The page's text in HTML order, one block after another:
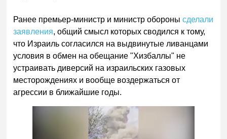
Ранее премьер-министр и министр оборонысделали
заявления, общий смысл которых сводился к тому,
что Израиль согласился на выдвинутые ливанцами
условия в обмен на обещание "Хизбаллы" не
устраивать диверсий на израильских газовых
месторождениях и вообще воздержаться от
агрессии в ближайшие годы.